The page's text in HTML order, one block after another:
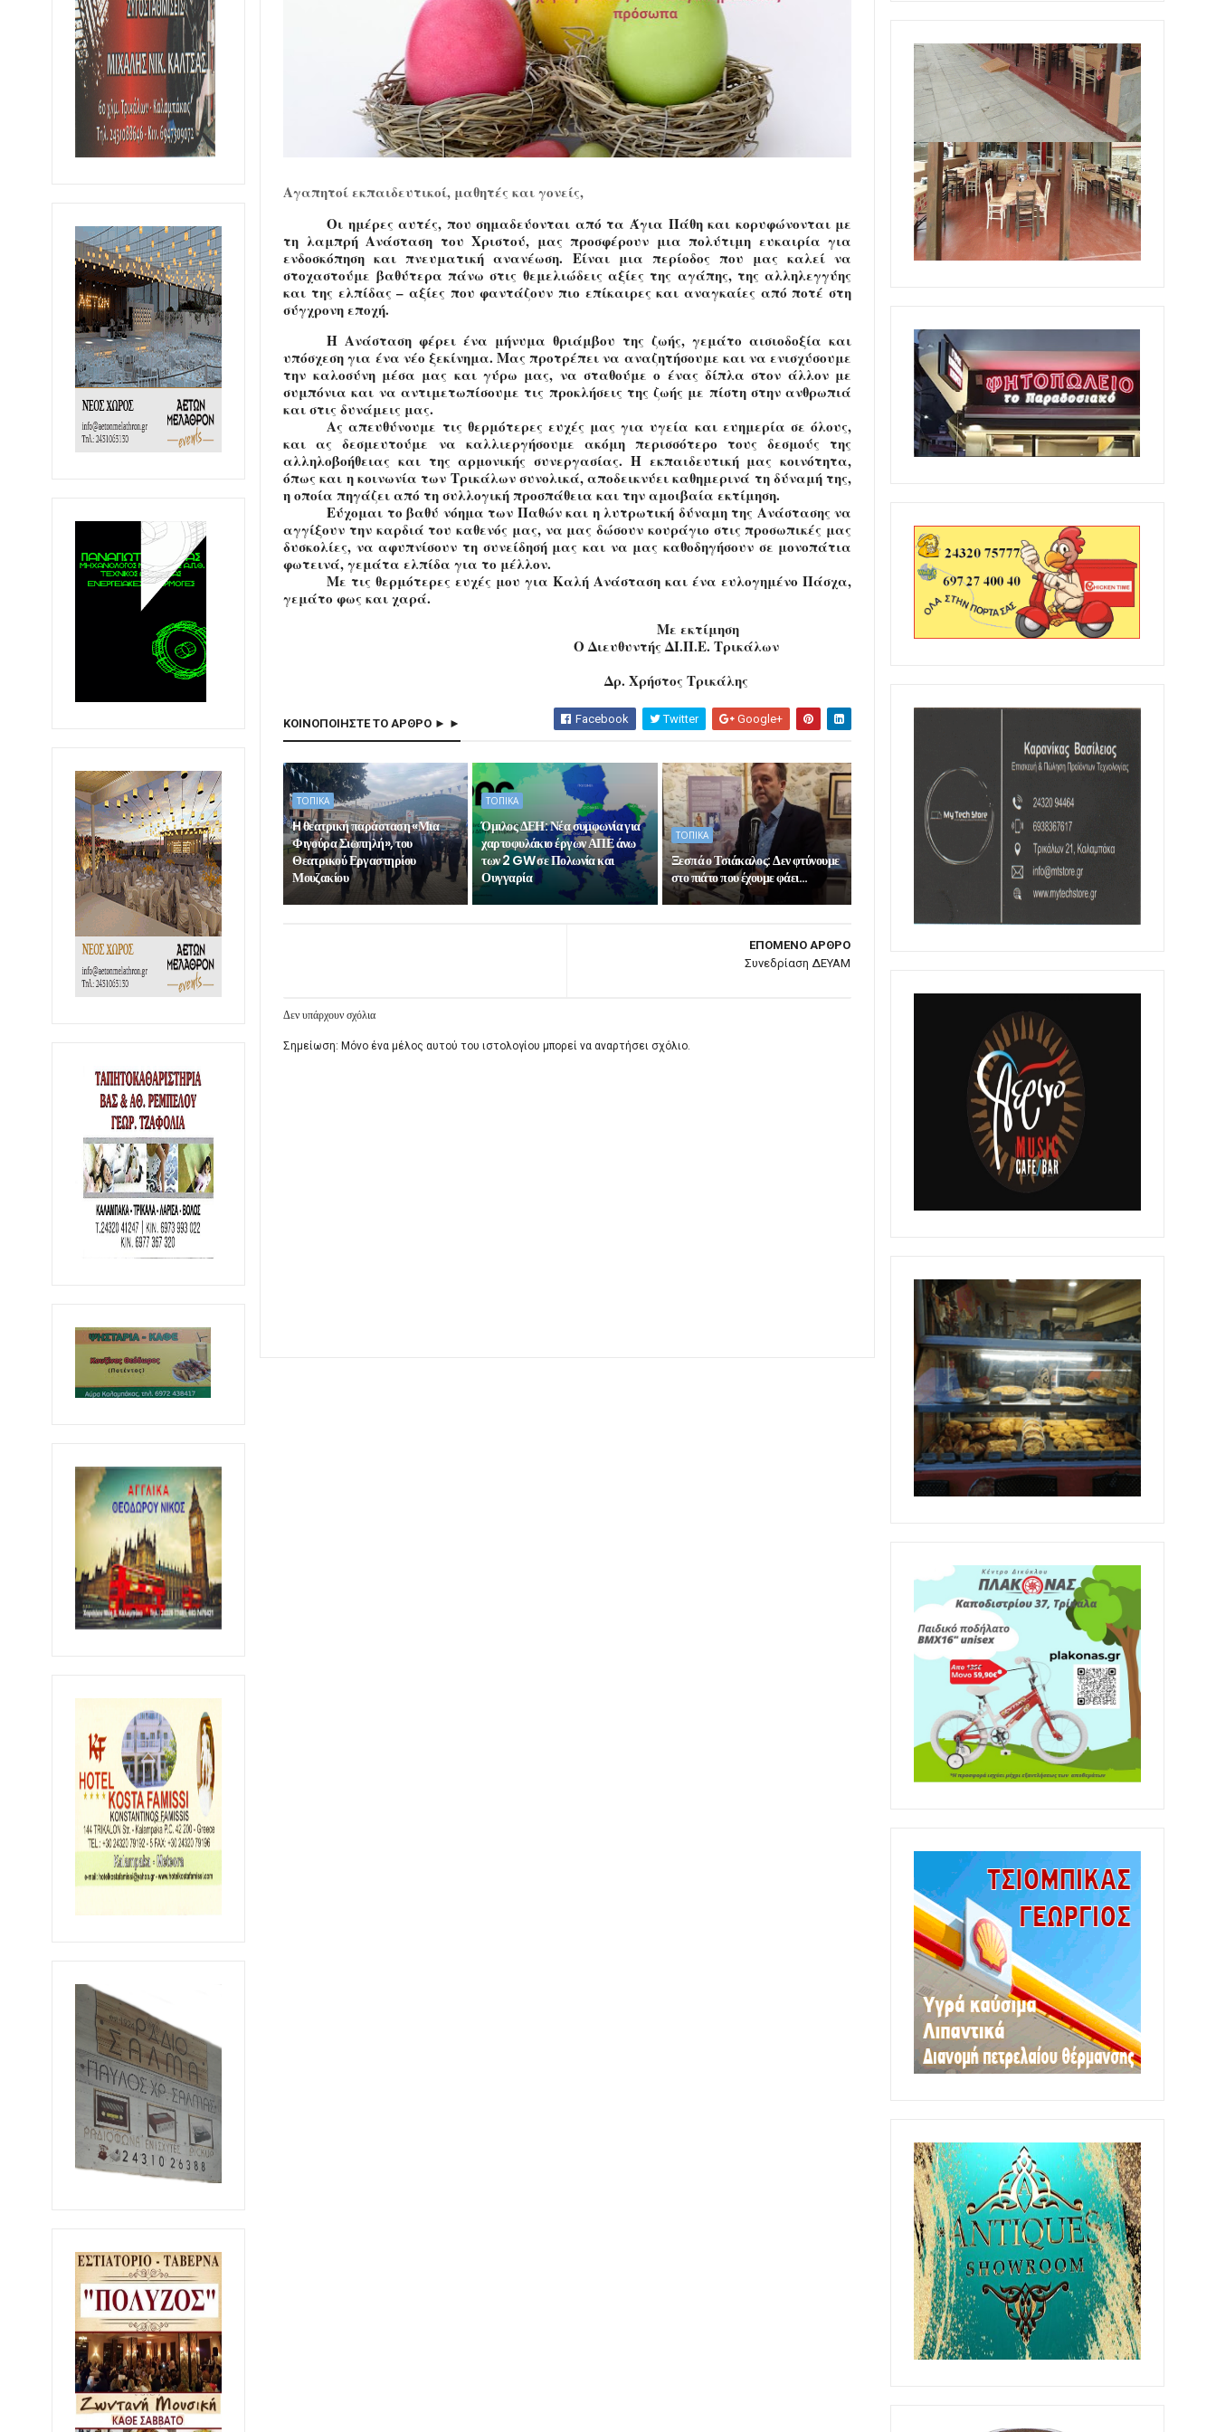
Αγαπητοί εκπαιδευτικοί, μαθητές και γονείς,
Οι ημέρες αυτές, που σημαδεύονται από τα Άγια Πάθη και κορυφώνονται με
τη λαμπρή Ανάσταση του Χριστού, μας προσφέρουν μια πολύτιμη ευκαιρία για
ενδοσκόπηση και πνευματική ανανέωση. Είναι μια περίοδος που μας καλεί να
στοχαστούμε βαθύτερα πάνω στις θεμελιώδεις αξίες της αγάπης, της αλληλεγγύης
και της ελπίδας – αξίες που φαντάζουν πιο επίκαιρες και αναγκαίες από ποτέ στη
σύγχρονη εποχή.
Η Ανάσταση φέρει ένα μήνυμα θριάμβου της ζωής, γεμάτο αισιοδοξία και
υπόσχεση για ένα νέο ξεκίνημα. Μας προτρέπει να αναζητήσουμε και να ενισχύσουμε
την καλοσύνη μέσα μας και γύρω μας, να σταθούμε ο ένας δίπλα στον άλλον με
συμπόνια και να αντιμετωπίσουμε τις προκλήσεις της ζωής με πίστη στην ανθρωπιά
και στις δυνάμεις μας.
Ας απευθύνουμε τις θερμότερες ευχές μας για υγεία και ευημερία σε όλους,
και ας δεσμευτούμε να καλλιεργήσουμε ακόμη περισσότερο τους δεσμούς της
αλληλοβοήθειας και της αρμονικής συνεργασίας. Η εκπαιδευτική μας κοινότητα,
όπως και η κοινωνία των Τρικάλων συνολικά, αποδεικνύει καθημερινά τη δύναμή της,
η οποία πηγάζει από τη συλλογική προσπάθεια και την αμοιβαία εκτίμηση.
Εύχομαι το βαθύ νόημα των Παθών και η λυτρωτική δύναμη της Ανάστασης να
αγγίξουν την καρδιά του καθενός μας, να μας δώσουν κουράγιο στις προσωπικές μας
δυσκολίες, να αφυπνίσουν τη συνείδησή μας και να μας καθοδηγήσουν σε μονοπάτια
φωτεινά, γεμάτα ελπίδα για το μέλλον.
Με τις θερμότερες ευχές μου για Καλή Ανάσταση και ένα ευλογημένο Πάσχα,
γεμάτο φως και χαρά.
Με εκτίμηση
Ο Διευθυντής ΔΙ.Π.Ε. Τρικάλων
Δρ. Χρήστος Τρικάλης
ΚΟΙΝΟΠΟΙΗΣΤΕ ΤΟ ΑΡΘΡΟ ► ► Facebook Twitter Google+
ΤΟΠΙΚΑ
H θεατρική παράσταση «Μια
Φιγούρα Σιωπηλή», του
Θεατρικού Εργαστηρίου
Μουζακίου
ΤΟΠΙΚΑ
Όμιλος ΔΕΗ: Νέα συμφωνία για
χαρτοφυλάκιο έργων ΑΠΕ άνω
των 2 GW σε Πολωνία και
Ουγγαρία
ΤΟΠΙΚΑ
Ξεσπά ο Τσιάκαλος: Δεν φτύνουμε
στο πιάτο που έχουμε φάει…
ΕΠΟΜΕΝΟ ΑΡΘΡΟ
Συνεδρίαση ΔΕΥΑΜ
Δεν υπάρχουν σχόλια
Σημείωση: Μόνο ένα μέλος αυτού του ιστολογίου μπορεί να αναρτήσει σχόλιο.